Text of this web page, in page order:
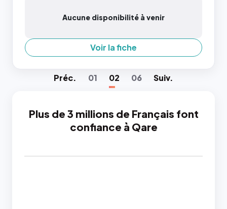
Aucune disponibilité à venir
Voir la fiche
Préc. 01 02 06 Suiv.
Plus de 3 millions de Français font
confiance à Qare